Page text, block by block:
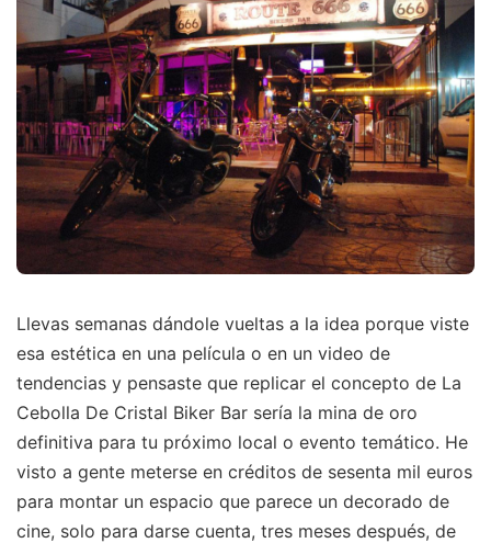
Llevas semanas dándole vueltas a la idea porque viste
esa estética en una película o en un video de
tendencias y pensaste que replicar el concepto de La
Cebolla De Cristal Biker Bar sería la mina de oro
definitiva para tu próximo local o evento temático. He
visto a gente meterse en créditos de sesenta mil euros
para montar un espacio que parece un decorado de
cine, solo para darse cuenta, tres meses después, de